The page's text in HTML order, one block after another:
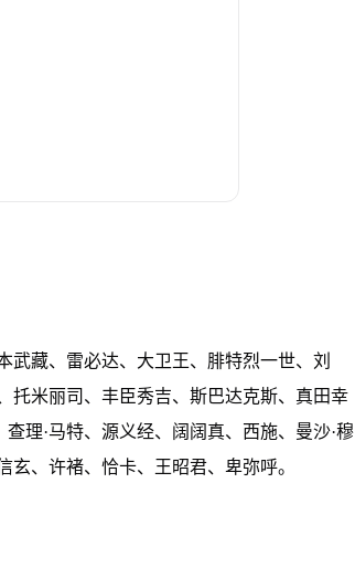
武藏、雷必达、大卫王、腓特烈一世、刘
托米丽司、丰臣秀吉、斯巴达克斯、真田幸
理·马特、源义经、阔阔真、西施、曼沙·穆
、许褚、恰卡、王昭君、卑弥呼。